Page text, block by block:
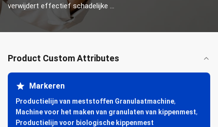
verwijdert effectief schadelijke ...
Product Custom Attributes
Markeren
Productielijn van meststoffen Granulaatmachine,
Machine voor het maken van granulaten van kippenmest,
Productielijn voor biologische kippenmest